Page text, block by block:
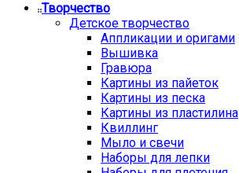
Творчество
Детское творчество
Аппликации и оригами
Вышивка
Гравюра
Картины из пайеток
Картины из песка
Картины из пластилина
Квиллинг
Мыло и свечи
Наборы для лепки